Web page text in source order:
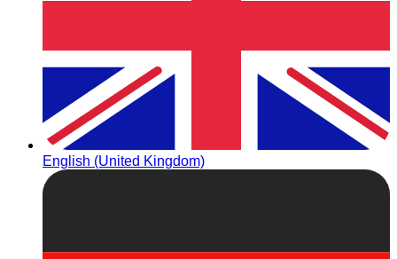
English (United Kingdom)